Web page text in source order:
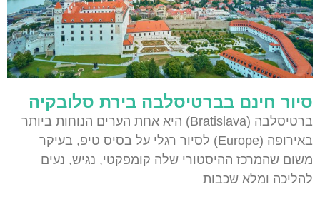
סיור חינם בברטיסלבה בירת סלובקיה
ברטיסלבה (Bratislava) היא אחת הערים הנוחות ביותר
באירופה (Europe) לסיור רגלי על בסיס טיפ, בעיקר
משום שהמרכז ההיסטורי שלה קומפקטי, נגיש, נעים
להליכה ומלא שכבות